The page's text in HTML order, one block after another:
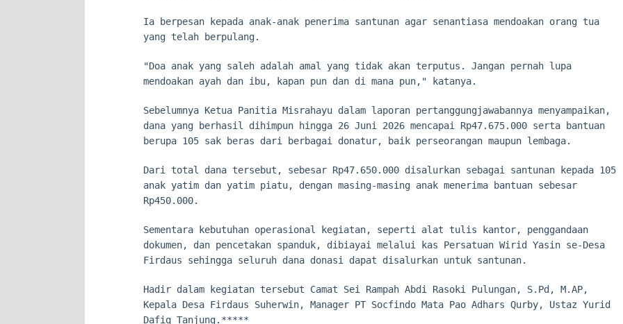
Ia berpesan kepada anak-anak penerima santunan agar senantiasa mendoakan orang tua
yang telah berpulang.
"Doa anak yang saleh adalah amal yang tidak akan terputus. Jangan pernah lupa
mendoakan ayah dan ibu, kapan pun dan di mana pun," katanya.
Sebelumnya Ketua Panitia Misrahayu dalam laporan pertanggungjawabannya menyampaikan,
dana yang berhasil dihimpun hingga 26 Juni 2026 mencapai Rp47.675.000 serta bantuan
berupa 105 sak beras dari berbagai donatur, baik perseorangan maupun lembaga.
Dari total dana tersebut, sebesar Rp47.650.000 disalurkan sebagai santunan kepada 105
anak yatim dan yatim piatu, dengan masing-masing anak menerima bantuan sebesar
Rp450.000.
Sementara kebutuhan operasional kegiatan, seperti alat tulis kantor, penggandaan
dokumen, dan pencetakan spanduk, dibiayai melalui kas Persatuan Wirid Yasin se-Desa
Firdaus sehingga seluruh dana donasi dapat disalurkan untuk santunan.
Hadir dalam kegiatan tersebut Camat Sei Rampah Abdi Rasoki Pulungan, S.Pd, M.AP,
Kepala Desa Firdaus Suherwin, Manager PT Socfindo Mata Pao Adhars Qurby, Ustaz Yurid
Dafiq Tanjung.*****